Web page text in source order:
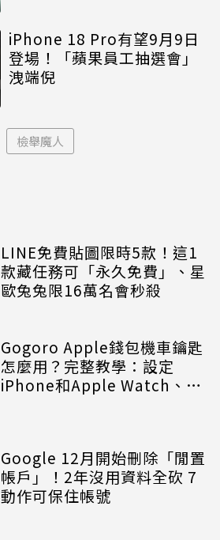
iPhone 18 Pro有望9月9日
登場！「蘋果員工抽選會」
洩端倪
檢舉魔人
LINE免費貼圖限時5款！這1
款藏任務可「永久免費」、星
歐兔兔限16萬名會秒殺
Gogoro Apple錢包機車鑰匙
怎麼用？完整教學：設定
iPhone和Apple Watch、多
Google 12月開始刪除「閒置
帳戶」！2年沒用資料全砍 7
動作可保住帳號